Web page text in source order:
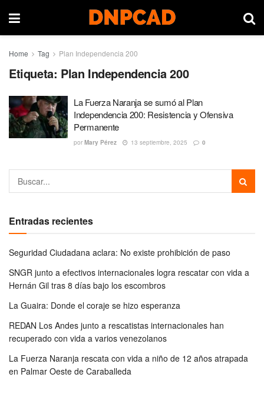
Home Tag Plan Independencia 200
Etiqueta: Plan Independencia 200
La Fuerza Naranja se sumó al Plan
Independencia 200: Resistencia y Ofensiva
Permanente
por Mary Pérez 13 septiembre, 2025 0
Entradas recientes
Seguridad Ciudadana aclara: No existe prohibición de paso
SNGR junto a efectivos internacionales logra rescatar con vida a
Hernán Gil tras 8 días bajo los escombros
La Guaira: Donde el coraje se hizo esperanza
REDAN Los Andes junto a rescatistas internacionales han
recuperado con vida a varios venezolanos
La Fuerza Naranja rescata con vida a niño de 12 años atrapada
en Palmar Oeste de Caraballeda